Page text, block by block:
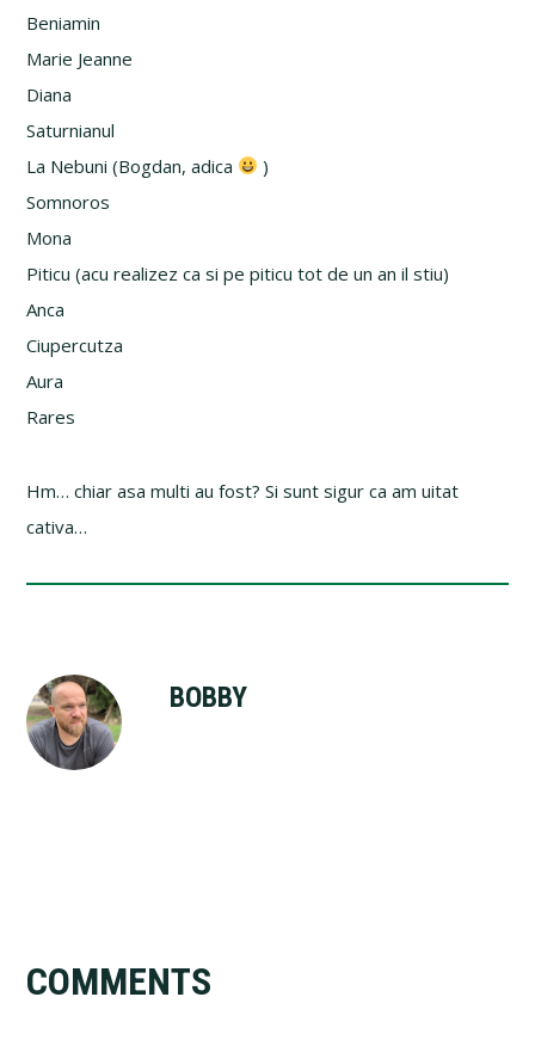
Beniamin
Marie Jeanne
Diana
Saturnianul
La Nebuni (Bogdan, adica
)
Somnoros
Mona
Piticu (acu realizez ca si pe piticu tot de un an il stiu)
Anca
Ciupercutza
Aura
Rares
Hm… chiar asa multi au fost? Si sunt sigur ca am uitat
cativa…
BOBBY
Interactions
COMMENTS